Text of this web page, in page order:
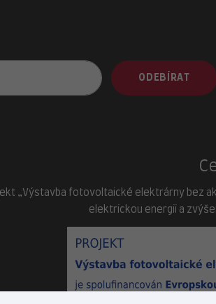
ODEBÍRAT
„Výstavba fotovoltaické elektrárny bez
elektrickou energii a